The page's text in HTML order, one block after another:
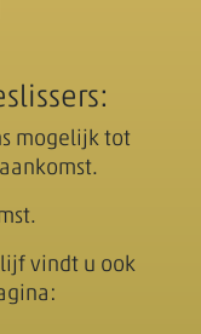
mogelijk tot
vindt u ook